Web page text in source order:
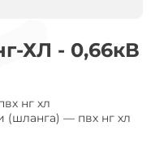
ХЛ - 0,66кВ
нг хл
(шланга) — пвх нг хл